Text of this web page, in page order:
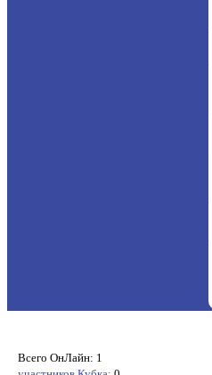
Всего ОнЛайн: 1